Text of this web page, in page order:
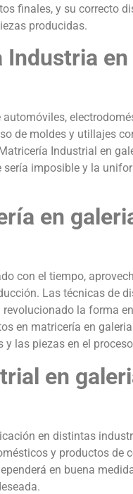
finales, y su correcto
producidas.
Industria
de moldes y utillajes
Industrial en
sería imposible y la
en
con el tiempo,
Las técnicas de
la forma
en matricería en
las piezas en el
en
en distintas
y productos de
en buena